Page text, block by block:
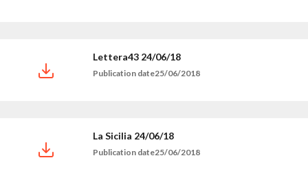
Lettera43 24/06/18
Publication date25/06/2018
La Sicilia 24/06/18
Publication date25/06/2018